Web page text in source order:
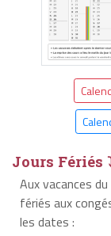
Jours Fériés
Aux vacances
fériés aux
les dates :